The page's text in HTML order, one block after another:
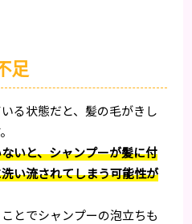
足
る状態だと、髪の毛がきし
いと、シャンプーが髪に付
い流されてしまう可能性が
とでシャンプーの泡立ちも